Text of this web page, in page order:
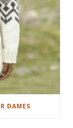
DAMES